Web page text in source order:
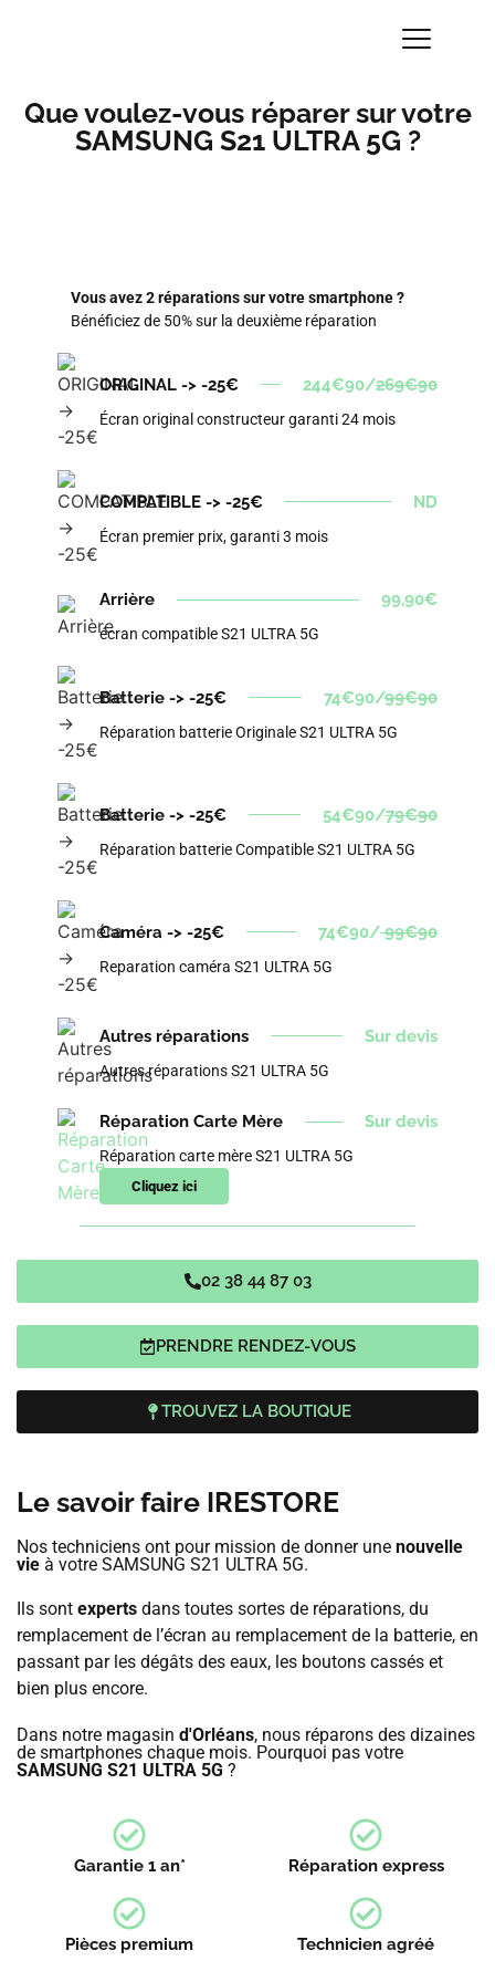
Que voulez-vous réparer sur votre
SAMSUNG S21 ULTRA 5G ?
Vous avez 2 réparations sur votre smartphone ?
Bénéficiez de 50% sur la deuxième réparation
ORIGINAL -> -25€ 244€90/269€90
Écran original constructeur garanti 24 mois
COMPATIBLE -> -25€ ND
Écran premier prix, garanti 3 mois
Arrière 99,90€
écran compatible S21 ULTRA 5G
Batterie -> -25€ 74€90/99€90
Réparation batterie Originale S21 ULTRA 5G
Batterie -> -25€ 54€90/79€90
Réparation batterie Compatible S21 ULTRA 5G
Caméra -> -25€ 74€90/99€90
Reparation caméra S21 ULTRA 5G
Autres réparations Sur devis
Autres réparations S21 ULTRA 5G
Réparation Carte Mère Sur devis
Réparation carte mère S21 ULTRA 5G
Cliquez ici
02 38 44 87 03
PRENDRE RENDEZ-VOUS
TROUVEZ LA BOUTIQUE
Le savoir faire IRESTORE
Nos techniciens ont pour mission de donner une nouvelle
vie à votre SAMSUNG S21 ULTRA 5G.
Ils sont experts dans toutes sortes de réparations, du
remplacement de l’écran au remplacement de la batterie, en
passant par les dégâts des eaux, les boutons cassés et
bien plus encore.
Dans notre magasin d'Orléans, nous réparons des dizaines
de smartphones chaque mois. Pourquoi pas votre
SAMSUNG S21 ULTRA 5G ?
Garantie 1 an* Réparation express
Pièces premium Technicien agréé